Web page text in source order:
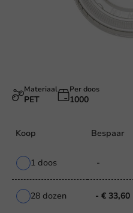
Materiaal
PET
Per doos
1000
Koop Bespaar
1 doos -
28 dozen - € 33,60